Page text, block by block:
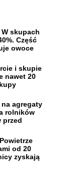
skupach
Część
owoce
i skupie
nawet 20
agregaty
rolników
przed
od 20
zyskają